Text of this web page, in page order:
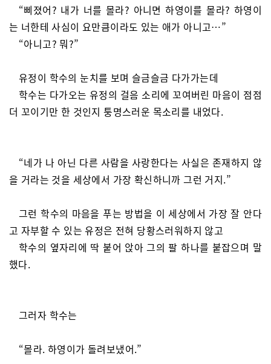
“삐졌어? 내가 너를 몰라? 아니면 하영이를 몰라? 하영이
는 너한테 사심이 요만큼이라도 있는 애가 아니고…”
“아니고? 뭐?”
유정이 학수의 눈치를 보며 슬금슬금 다가가는데
학수는 다가오는 유정의 걸음 소리에 꼬여버린 마음이 점점
더 꼬이기만 한 것인지 퉁명스러운 목소리를 내었다.
“네가 나 아닌 다른 사람을 사랑한다는 사실은 존재하지 않
을 거라는 것을 세상에서 가장 확신하니까 그런 거지.”
그런 학수의 마음을 푸는 방법을 이 세상에서 가장 잘 안다
고 자부할 수 있는 유정은 전혀 당황스러워하지 않고
학수의 옆자리에 딱 붙어 앉아 그의 팔 하나를 붙잡으며 말
했다.
그러자 학수는
“몰라. 하영이가 돌려보냈어.”